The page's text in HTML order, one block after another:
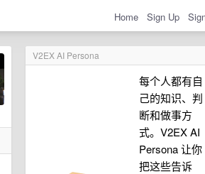
Home Sign Up
V2EX AI Persona
每个人都有自
己的知识、判
断和做事方
式。V2EX AI
Persona 让你
把这些告诉